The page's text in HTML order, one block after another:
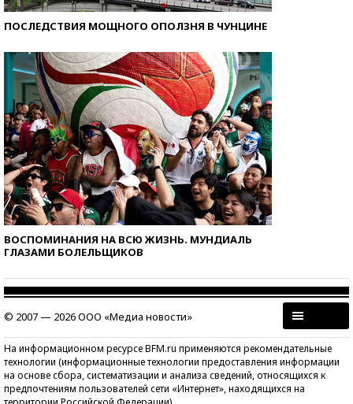
ПОСЛЕДСТВИЯ МОЩНОГО ОПОЛЗНЯ В ЧУНЦИНЕ
ВОСПОМИНАНИЯ НА ВСЮ ЖИЗНЬ. МУНДИАЛЬ
ГЛАЗАМИ БОЛЕЛЬЩИКОВ
© 2007 — 2026 ООО «Медиа новости»
На информационном ресурсе BFM.ru применяются рекомендательные
технологии (информационные технологии предоставления информации
на основе сбора, систематизации и анализа сведений, относящихся к
предпочтениям пользователей сети «Интернет», находящихся на